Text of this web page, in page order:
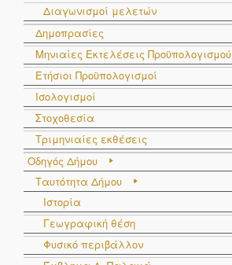
Διαγωνισμοί μελετών
Δημοπρασίες
Μηνιαίες Εκτελέσεις Προϋπολογισμού
Ετήσιοι Προϋπολογισμοί
Ισολογισμοί
Στοχοθεσία
Τριμηνιαίες εκθέσεις
Οδηγός Δήμου
Ταυτότητα Δήμου
Ιστορία
Γεωγραφική θέση
Φυσικό περιβάλλον